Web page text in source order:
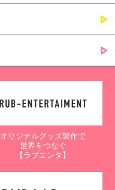
オリジナルグッズ製作で
世界をつなぐ
【ラブエンタ】